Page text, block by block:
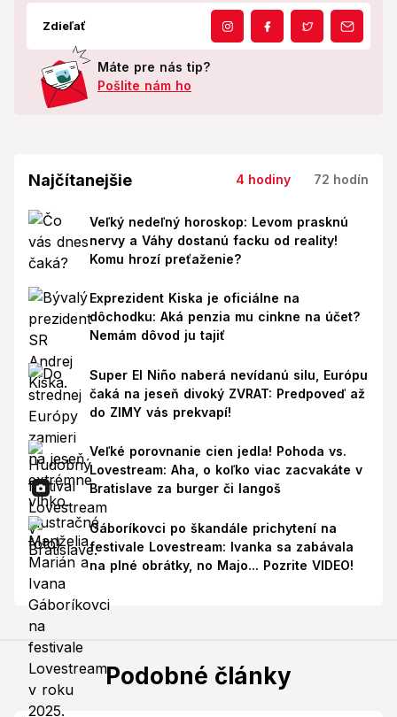
Zdieľať
Máte pre nás tip?
Pošlite nám ho
Najčítanejšie 4 hodiny 72 hodín
Veľký nedeľný horoskop: Levom prasknú
nervy a Váhy dostanú facku od reality!
Komu hrozí preťaženie?
Exprezident Kiska je oficiálne na
dôchodku: Aká penzia mu cinkne na účet?
Nemám dôvod ju tajiť
Super El Niño naberá nevídanú silu, Európu
čaká na jeseň divoký ZVRAT: Predpoveď až
do ZIMY vás prekvapí!
Veľké porovnanie cien jedla! Pohoda vs.
Lovestream: Aha, o koľko viac zacvakáte v
Bratislave za burger či langoš
Gáboríkovci po škandále prichytení na
festivale Lovestream: Ivanka sa zabávala
na plné obrátky, no Majo... Pozrite VIDEO!
Podobné články